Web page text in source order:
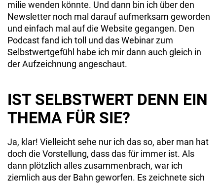
milie wenden könnte. Und dann bin ich über den
Newsletter noch mal darauf aufmerk­sam geworden
und einfach mal auf die Web­site gegangen. Den
Podcast fand ich toll und das Webinar zum
Selbstwertgefühl habe ich mir dann auch gleich in
der Aufzeichnung angeschaut.
IST SELBSTWERT DENN EIN
THEMA FÜR SIE?
Ja, klar! Vielleicht sehe nur ich das so, aber man hat
doch die Vorstellung, dass das für immer ist. Als
dann plötzlich alles zusam­menbrach, war ich
ziemlich aus der Bahn geworfen. Es zeichnete sich